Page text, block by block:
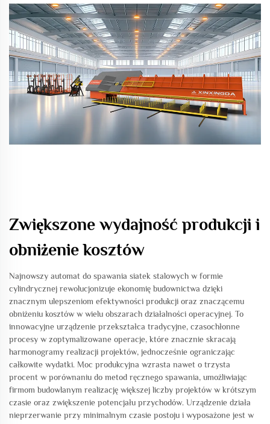
Zwiększone wydajność produkcji i
obniżenie kosztów
Najnowszy automat do spawania siatek stalowych w formie
cylindrycznej rewolucjonizuje ekonomię budownictwa dzięki
znacznym ulepszeniom efektywności produkcji oraz znaczącemu
obniżeniu kosztów w wielu obszarach działalności operacyjnej. To
innowacyjne urządzenie przekształca tradycyjne, czasochłonne
procesy w zoptymalizowane operacje, które znacznie skracają
harmonogramy realizacji projektów, jednocześnie ograniczając
całkowite wydatki. Moc produkcyjna wzrasta nawet o trzysta
procent w porównaniu do metod ręcznego spawania, umożliwiając
firmom budowlanym realizację większej liczby projektów w krótszym
czasie oraz zwiększenie potencjału przychodów. Urządzenie działa
nieprzerwanie przy minimalnym czasie postoju i wyposażone jest w